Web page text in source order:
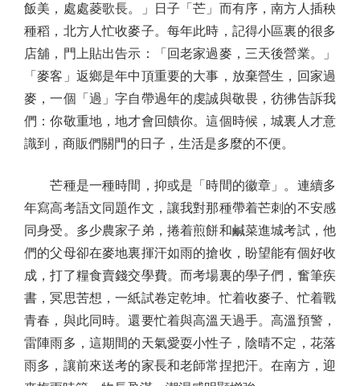
飯美，處處菱歌長。」日子「芒」而有序，南方人插秧
種稻，北方人忙收麥子。每年此時，記得小區裏的很多
店舖，門上貼出告示：「回老家過麥，三天後營業。」
「麥客」返鄉是年中頂重要的大事，放棄營生，回家過
麥，一個「過」字自帶過年的虔誠與敬畏，彷彿告訴我
們：你敬重地，地才會回饋你。這個時候，城裏人才意
識到，商販們關門的日子，生活是多麼的不便。
芒種是一種時間，抑或是「時間的徽章」。連續多
年寫高考語文同題作文，讓我對那種帶着芒刺的不安感
同身受。多少農家子弟，捲着煎餅和鹹菜進城考試，他
們的父母卻在麥地裏揮汗如雨的搶收，盼望能有個好收
成，打了糧食賣錢交學費。而考場裏的學子們，奮筆疾
書，冥思苦想，一紙試卷定乾坤。忙着收麥子、忙着戰
青春，與此同時。還要忙着與高溫天過手。高溫預警，
雷陣雨多，這期間的天氣愛耍小性子，陰晴不定，花落
雨多，讓前來送考的家長和老師常捏把汗。在南方，迎